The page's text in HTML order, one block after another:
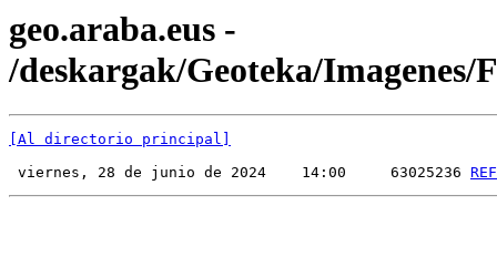
geo.araba.eus -
/deskargak/Geoteka/Imagenes/
[Al directorio principal]
viernes, 28 de junio de 2024    14:00     63025236